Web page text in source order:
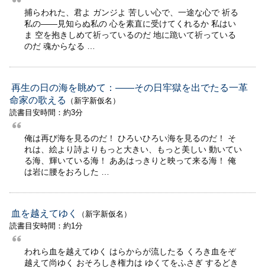
捕らわれた、君よ ガンジよ 苦しい心で、一途な心で 祈る
私の——見知らぬ私の 心を素直に受けてくれるか 私はい
ま 空を抱きしめて祈っているのだ 地に跪いて祈っている
のだ 魂からなる …
再生の日の海を眺めて：――その日牢獄を出でたる一革
命家の歌える
（新字新仮名）
読書目安時間：約3分
俺は再び海を見るのだ！ ひろいひろい海を見るのだ！ そ
れは、絵より詩よりもっと大きい、もっと美しい 動いてい
る海、輝いている海！ ああはっきりと映って来る海！ 俺
は岩に腰をおろした …
血を越えてゆく
（新字新仮名）
読書目安時間：約1分
われら血を越えてゆく はらからが流したる くろき血をぞ
越えて尚ゆく おそろしき権力は ゆくてをふさぎ するどき